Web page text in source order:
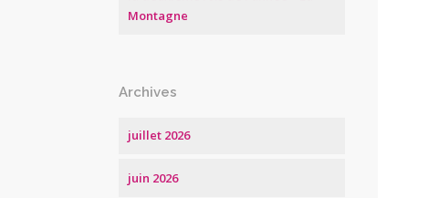
Montagne
Archives
juillet 2026
juin 2026